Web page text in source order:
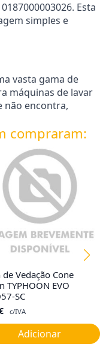
Esta
simples e
vasta gama de
máquinas de lavar
não encontra,
compraram:
de Vedação Cone
TYPHOON EVO
SC
c/IVA
Adicionar